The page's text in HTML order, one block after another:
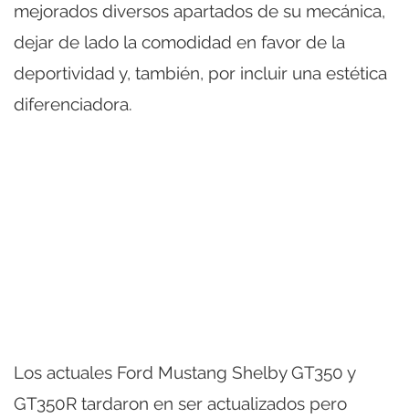
mejorados diversos apartados de su mecánica,
dejar de lado la comodidad en favor de la
deportividad y, también, por incluir una estética
diferenciadora.
Los actuales Ford Mustang Shelby GT350 y
GT350R tardaron en ser actualizados pero